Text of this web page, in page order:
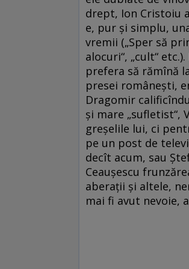
drept, Ion Cristoiu
e, pur şi simplu,
vremii („Sper să
alocuri“, „cult“
prefera să rămînă
presei româneşti,
Dragomir
şi mare
greşelile lui, ci
pe un post de
decît acum, sau
Ceauşescu
aberaţii şi altele,
mai fi avut nevoie,